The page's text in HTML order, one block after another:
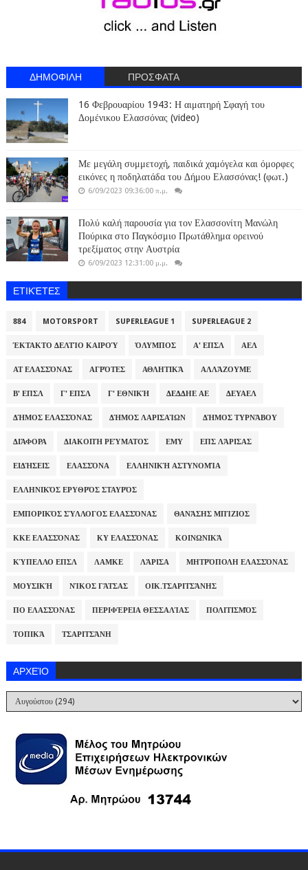
ΔΗΜΟΦΙΛΗ ΠΡΟΣΦΑΤΑ
16 Φεβρουαρίου 1943: Η αιματηρή Σφαγή του
Δομένικου Ελασσόνας (video)
Με μεγάλη συμμετοχή, παιδικά χαμόγελα και όμορφες
εικόνες η ποδηλατάδα του Δήμου Ελασσόνας! (φωτ.)
6/09/2023 09:36:00 π.μ.
Πολύ καλή παρουσία για τον Ελασσονίτη Μανώλη
Πούρικα στο Παγκόσμιο Πρωτάθλημα ορεινού
τρεξίματος στην Αυστρία
6/09/2023 12:31:00 μ.μ.
ΕΤΙΚΈΤΕΣ
884 MOTORSPORT SUPERLEAGUE 1 SUPERLEAGUE 2
ΈΚΤΑΚΤΟ ΔΕΛΤΊΟ ΚΑΙΡΟΎ ΌΛΥΜΠΟΣ Α' ΕΠΣΛ ΑΕΛ
ΑΤ ΕΛΑΣΣΌΝΑΣ ΑΓΡΌΤΕΣ ΑΘΛΗΤΙΚΆ ΑΛΛΆΖΟΥΜΕ
Β' ΕΠΣΛ Γ' ΕΠΣΛ Γ' ΕΘΝΙΚΉ ΔΕΔΔΗΕ ΑΕ ΔΕΥΑΕΛ
ΔΉΜΟΣ ΕΛΑΣΣΌΝΑΣ ΔΉΜΟΣ ΛΑΡΙΣΑΊΩΝ ΔΉΜΟΣ ΤΥΡΝΆΒΟΥ
ΔΙΆΦΟΡΑ ΔΙΑΚΟΠΉ ΡΕΎΜΑΤΟΣ ΕΜΥ ΕΠΣ ΛΆΡΙΣΑΣ
ΕΙΔΉΣΕΙΣ ΕΛΑΣΣΌΝΑ ΕΛΛΗΝΙΚΉ ΑΣΤΥΝΟΜΊΑ
ΕΛΛΗΝΙΚΌΣ ΕΡΥΘΡΌΣ ΣΤΑΥΡΌΣ
ΕΜΠΟΡΙΚΌΣ ΣΎΛΛΟΓΟΣ ΕΛΑΣΣΌΝΑΣ ΘΑΝΆΣΗΣ ΜΠΊΖΙΟΣ
ΚΚΕ ΕΛΑΣΣΌΝΑΣ ΚΥ ΕΛΑΣΣΌΝΑΣ ΚΟΙΝΩΝΙΚΆ
ΚΎΠΕΛΛΟ ΕΠΣΛ ΛΑΜΚΕ ΛΆΡΙΣΑ ΜΗΤΡΌΠΟΛΗ ΕΛΑΣΣΌΝΑΣ
ΜΟΥΣΙΚΉ ΝΊΚΟΣ ΓΆΤΣΑΣ ΟΙΚ.ΤΣΑΡΙΤΣΆΝΗΣ
ΠΟ ΕΛΑΣΣΌΝΑΣ ΠΕΡΙΦΈΡΕΙΑ ΘΕΣΣΑΛΊΑΣ ΠΟΛΙΤΙΣΜΌΣ
ΤΟΠΙΚΆ ΤΣΑΡΙΤΣΆΝΗ
ΑΡΧΕΊΟ